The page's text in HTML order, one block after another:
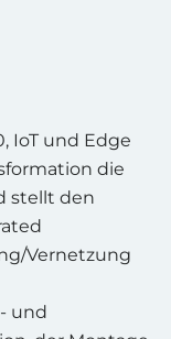
IoT und Edge
die
stellt den
Vernetzung
und